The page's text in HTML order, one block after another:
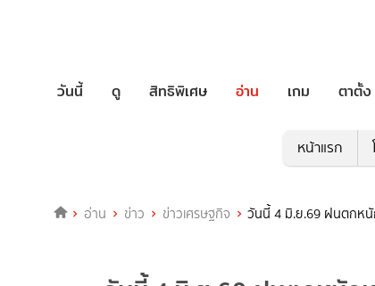
วันนี้ ดู สิทธิพิเศษ อ่าน เกม ตาตั้ง
หน้าแรก
อ่าน ข่าว ข่าวเศรษฐกิจ วันนี้ 4 มิ.ย.69 ฝนตกห